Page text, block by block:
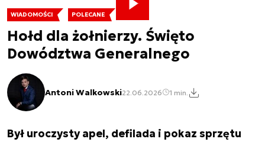
WIADOMOŚCI POLECANE
Hołd dla żołnierzy. Święto
Dowództwa Generalnego
Antoni Walkowski22.06.2026 1 min.
Był uroczysty apel, defilada i pokaz sprzętu